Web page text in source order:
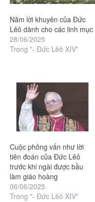
Năm lời khuyên của Đức
Lêô dành cho các linh mục
28/06/2025
Trong "- Đức Lêô XIV"
Cuộc phỏng vấn như lời
tiên đoán của Đức Lêô
trước khi ngài được bầu
làm giáo hoàng
06/06/2025
Trong "- Đức Lêô XIV"